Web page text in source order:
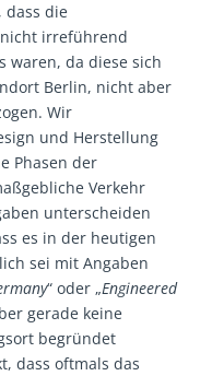
dass die
irreführend
waren, da diese sich
Berlin, nicht aber
Wir
und Herstellung
Phasen der
Verkehr
unterscheiden
es in der heutigen
sei mit Angaben
“ oder „Engineered
gerade keine
begründet
dass oftmals das